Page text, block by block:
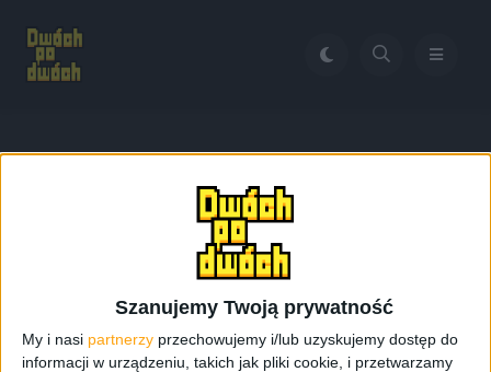
Szanujemy Twoją prywatność
My i nasi partnerzy przechowujemy i/lub uzyskujemy dostęp do
informacji w urządzeniu, takich jak pliki cookie, i przetwarzamy
Galaxy Note 4 Iron Man Edition
Galaxy Note 4 Iron
Man Edition